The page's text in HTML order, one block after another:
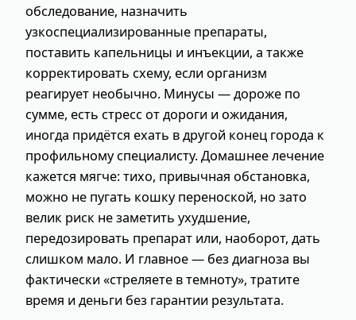
обследование, назначить
узкоспециализированные препараты,
поставить капельницы и инъекции, а также
корректировать схему, если организм
реагирует необычно. Минусы — дороже по
сумме, есть стресс от дороги и ожидания,
иногда придётся ехать в другой конец города к
профильному специалисту. Домашнее лечение
кажется мягче: тихо, привычная обстановка,
можно не пугать кошку переноской, но зато
велик риск не заметить ухудшение,
передозировать препарат или, наоборот, дать
слишком мало. И главное — без диагноза вы
фактически «стреляете в темноту», тратите
время и деньги без гарантии результата.